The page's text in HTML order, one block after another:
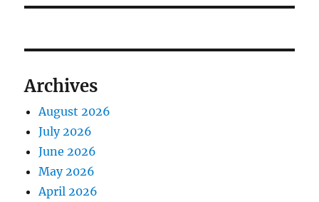
Archives
August 2026
July 2026
June 2026
May 2026
April 2026